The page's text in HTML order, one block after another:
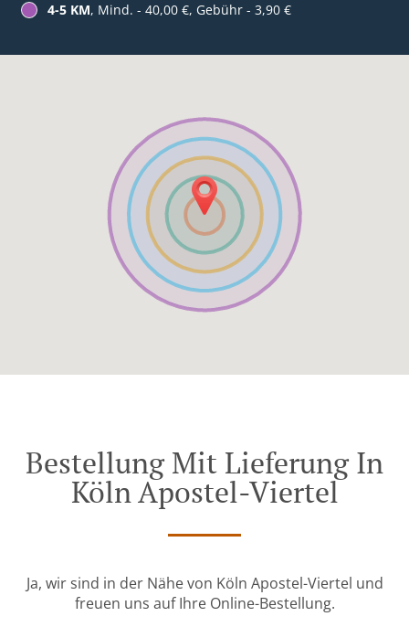
4-5 KM, Mind. - 40,00 €, Gebühr - 3,90 €
Bestellung Mit Lieferung In
Köln Apostel-Viertel
Ja, wir sind in der Nähe von Köln Apostel-Viertel und
freuen uns auf Ihre Online-Bestellung.